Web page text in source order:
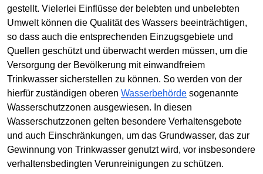
gestellt. Vielerlei Einflüsse der belebten und unbelebten
Umwelt können die Qualität des Wassers beeinträchtigen,
so dass auch die entsprechenden Einzugsgebiete und
Quellen geschützt und überwacht werden müssen, um die
Versorgung der Bevölkerung mit einwandfreiem
Trinkwasser sicherstellen zu können. So werden von der
hierfür zuständigen oberen Wasserbehörde sogenannte
Wasserschutzzonen ausgewiesen. In diesen
Wasserschutzzonen gelten besondere Verhaltensgebote
und auch Einschränkungen, um das Grundwasser, das zur
Gewinnung von Trinkwasser genutzt wird, vor insbesondere
verhaltensbedingten Verunreinigungen zu schützen.